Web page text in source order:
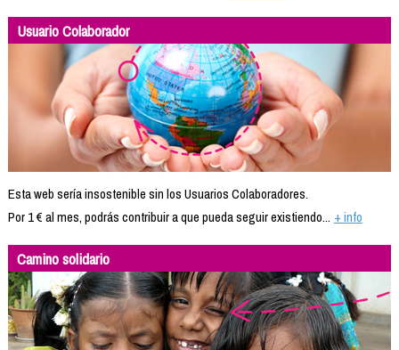
Usuario Colaborador
Esta web sería insostenible sin los Usuarios Colaboradores.
Por 1 € al mes, podrás contribuir a que pueda seguir existiendo... + info
Camino solidario